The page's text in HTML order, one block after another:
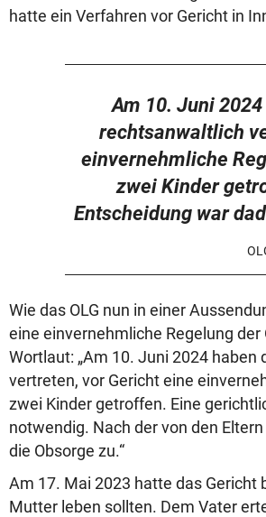
hatte ein Verfahren vor Gericht in
Am 10. Juni
rechtsanwaltlich
einvernehmliche
zwei Kinder
Entscheidung war
Wie das OLG nun in einer
eine einvernehmliche Regelung
Wortlaut: „Am 10. Juni 2024
vertreten, vor Gericht eine
zwei Kinder getroffen. Eine
notwendig. Nach der von den
die Obsorge zu.“
Am 17. Mai 2023 hatte das Gericht
Mutter leben sollten. Dem Vater